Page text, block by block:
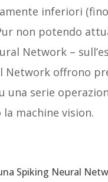
inferiori (fino
non potendo
Network –
Network offrono
una serie
machine vision.
Spiking Neural